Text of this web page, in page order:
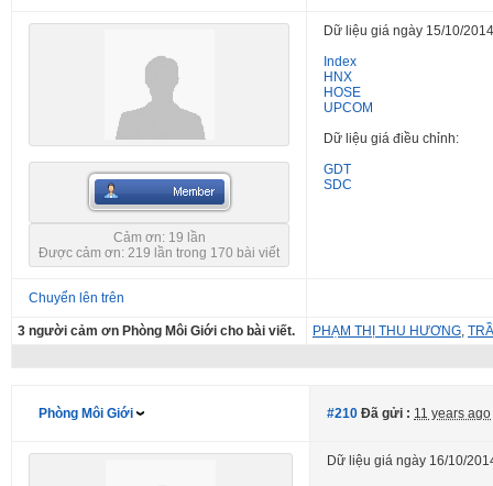
Cảm ơn: 19 lần
Được cảm ơn: 219 lần trong 170 bài viết
Dữ liệu giá ngày 15/10/
Index
HNX
HOSE
UPCOM
Dữ liệu giá điều chỉnh:
GDT
SDC
Chuyển lên trên
3 người cảm ơn Phòng Môi Giới cho bài viết. PHẠM THỊ THU HƯƠNG,
Phòng Môi Giới #210 Đã gửi : 11 years ago
Dữ liệu giá ngày 16/10/